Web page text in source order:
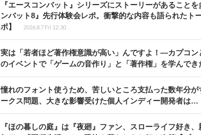
『エースコンバット』シリーズにストーリーがあること
ンバット8』先行体験会レポ。衝撃的な内容も語られたト
ポ】
2026.8.7 Fri 12:30
実は「若者ほど著作権意識が高い」んですよ！―カプコ
のイベントで「ゲームの音作り」と「著作権」を学んでき
憧れのフォント使うため、苦しいところ支払った数年分
ークス問題、大きな影響受けた個人インディー開発者は…
『ほの暮しの庭』は『夜廻』ファン、スローライフ好き